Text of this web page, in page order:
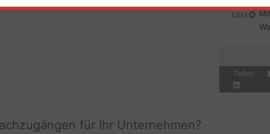
E&M
Teilen:
für Ihr Unternehmen?